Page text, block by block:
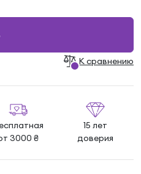
К сравнению
3000 ₴
15 лет
доверия